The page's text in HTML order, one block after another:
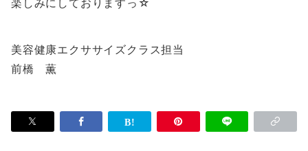
楽しみにしておりますっ☆
美容健康エクササイズクラス担当
前橋 薫